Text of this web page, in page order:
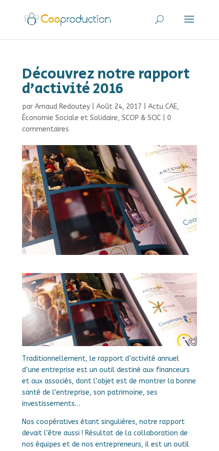
Découvrez notre rapport
d’activité 2016
par Arnaud Redoutey| Août 24, 2017 Actu CAE,
Économie Sociale et Solidaire, SCOP & SCIC| 0
commentaires
Traditionnellement, le rapport d’activité annuel
d’une entreprise est un outil destiné aux financeurs
et aux associés, dont l’objet est de montrer la bonne
santé de l’entreprise, son patrimoine, ses
investissements…
Nos coopératives étant singulières, notre rapport
devait l’être aussi ! Résultat de la collaboration de
nos équipes et de nos entrepreneurs, il est un outil